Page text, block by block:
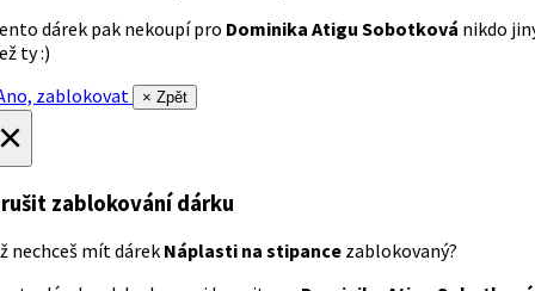
dárek pak nekoupí pro Dominika Atigu Sobotková nikdo
ty :)
zablokovat
× Zpět
zablokování dárku
nechceš mít dárek Náplasti na stipance zablokovaný?